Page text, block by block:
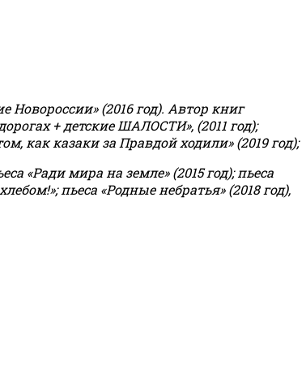
Новороссии» (2016 год). Автор книг
+ детские ШАЛОСТИ», (2011 год);
как казаки за Правдой ходили» (2019 год);
«Ради мира на земле» (2015 год); пьеса
;пьеса «Родные небратья» (2018 год),